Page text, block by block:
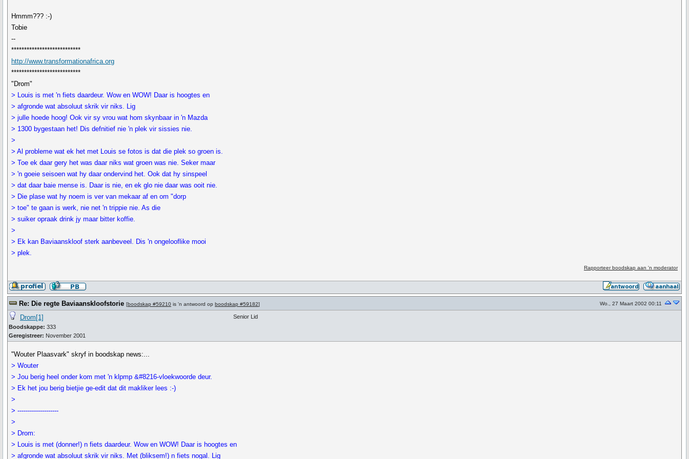
Hmmm??? :-)
Tobie
--
***************************
http://www.transformationafrica.org
***************************
"Drom"
> Louis is met 'n fiets daardeur. Wow en WOW! Daar is hoogtes en
> afgronde wat absoluut skrik vir niks. Lig
> julle hoede hoog! Ook vir sy vrou wat hom skynbaar in 'n Mazda
> 1300 bygestaan het! Dis defnitief nie 'n plek vir sissies nie.
>
> Al probleme wat ek het met Louis se fotos is dat die plek so groen is.
> Toe ek daar gery het was daar niks wat groen was nie. Seker maar
> 'n goeie seisoen wat hy daar ondervind het. Ook dat hy sinspeel
> dat daar baie mense is. Daar is nie, en ek glo nie daar was ooit nie.
> Die plase wat hy noem is ver van mekaar af en om "dorp
> toe" te gaan is werk, nie net 'n trippie nie. As die
> suiker opraak drink jy maar bitter koffie.
>
> Ek kan Baviaanskloof sterk aanbeveel. Dis 'n ongelooflike mooi
> plek.
Rapporteer boodskap aan 'n moderator
Re: Die regte Baviaanskloofstorie [boodskap #59210 is 'n antwoord op boodskap #59182] Wo., 27 Maart 2002 00:11
Drom[1]
Boodskappe: 333
Geregistreer: November 2001
Senior Lid
"Wouter Plaasvark" skryf in boodskap news:...
> Wouter
> Jou berig heel onder kom met 'n klpmp &#8216-vloekwoorde deur.
> Ek het jou berig bietjie ge-edit dat dit makliker lees :-)
>
> --------------------
>
> Drom:
> Louis is met (donner!) n fiets daardeur. Wow en WOW! Daar is hoogtes en
> afgronde wat absoluut skrik vir niks. Met (bliksem!) n fiets nogal. Lig